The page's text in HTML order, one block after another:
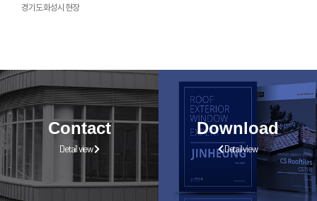
경기도 화성시 현장
Contact
Detail view
Download
Detail view